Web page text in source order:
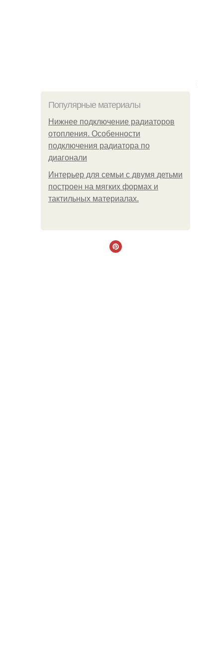
Популярные материалы
Нижнее подключение радиаторов
отопления. Особенности
подключения радиатора по
диагонали
Интерьер для семьи с двумя детьми
построен на мягких формах и
тактильных материалах.